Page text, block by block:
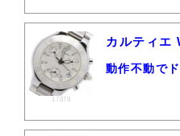
17879
カルティエ
動作不動で